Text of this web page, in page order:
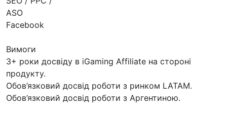
ASO
Facebook
Вимоги
3+ роки досвіду в iGaming Affiliate на стороні
продукту.
Обов’язковий досвід роботи з ринком LATAM.
Обов’язковий досвід роботи з Аргентиною.